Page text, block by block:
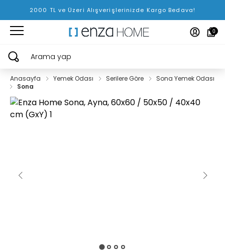
2000 TL ve Üzeri Alışverişlerinizde Kargo Bedava!
0
Arama yap
Anasayfa Yemek Odası Serilere Göre
Sona Yemek Odası
Sona